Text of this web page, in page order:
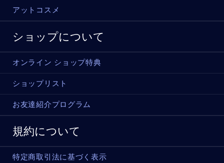
アットコスメ
ショップについて
オンライン ショップ特典
ショップリスト
お友達紹介プログラム
規約について
特定商取引法に基づく表示